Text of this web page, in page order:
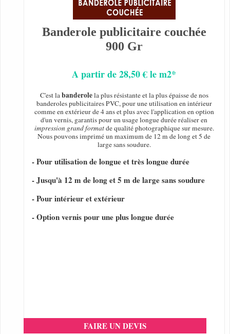
Banderole publicitaire couchée
900 Gr
A partir de 28,50 € le m2*
C'est labanderolela plus résistante et la plus épaisse de nos
banderoles publicitaires PVC, pour une utilisation en intérieur
comme en extérieur de 4 ans et plus avec l'application en option
d'un vernis, garantis pour un usage longue durée réaliser en
impression grand formatde qualité photographique sur mesure.
Nous pouvons imprimé un maximum de 12 m de long et 5 de
large sans soudure.
- Pour utilisation de longue et très longue durée
- Jusqu'à 12 m de long et 5 m de large sans soudure
- Pour intérieur et extérieur
- Option vernis pour une plus longue durée
FAIRE UN DEVIS